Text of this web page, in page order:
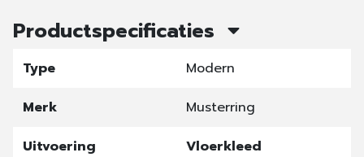
Productspecificaties
Type
Modern
Merk
Musterring
Uitvoering
Vloerkleed